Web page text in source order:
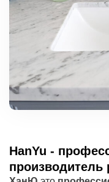
HanYu -
производитель